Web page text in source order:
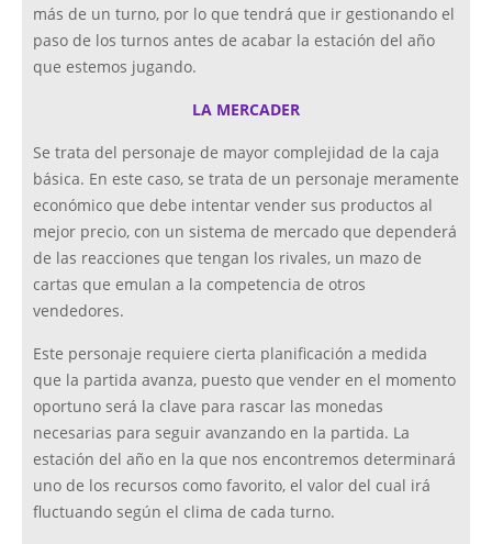
más de un turno, por lo que tendrá que ir gestionando el
paso de los turnos antes de acabar la estación del año
que estemos jugando.
LA MERCADER
Se trata del personaje de mayor complejidad de la caja
básica. En este caso, se trata de un personaje meramente
económico que debe intentar vender sus productos al
mejor precio, con un sistema de mercado que dependerá
de las reacciones que tengan los rivales, un mazo de
cartas que emulan a la competencia de otros
vendedores.
Este personaje requiere cierta planificación a medida
que la partida avanza, puesto que vender en el momento
oportuno será la clave para rascar las monedas
necesarias para seguir avanzando en la partida. La
estación del año en la que nos encontremos determinará
uno de los recursos como favorito, el valor del cual irá
fluctuando según el clima de cada turno.